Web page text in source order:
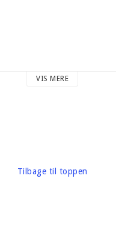
VIS MERE
Tilbage til toppen